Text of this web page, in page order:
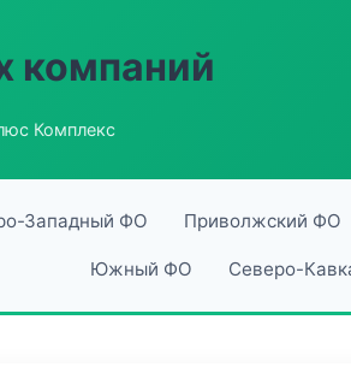
компаний
Комплекс
Западный ФО Приволжский ФО
Южный ФО Северо-